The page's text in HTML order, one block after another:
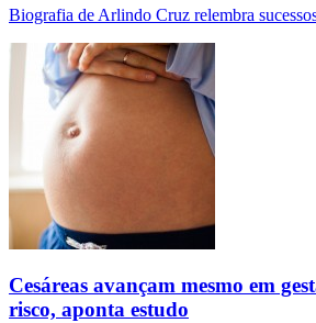
Biografia de Arlindo Cruz relembra
Cesáreas avançam mesmo em
risco, aponta estudo